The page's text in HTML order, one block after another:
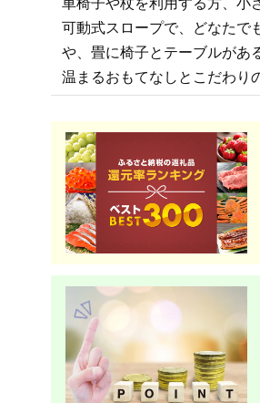
車椅子や杖を利用する方、小
可動式スロープで、どなたで
や、畳に椅子とテーブルがあ
温まるおもてなしとこだわり